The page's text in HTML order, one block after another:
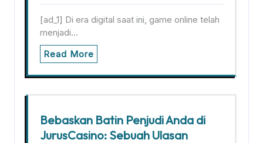
[ad_1] Di era digital saat ini, game online telah
menjadi…
Read More
Bebaskan Batin Penjudi Anda di
JurusCasino: Sebuah Ulasan